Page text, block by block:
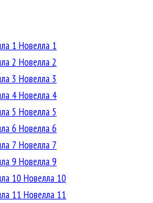
Новелла 1
Новелла 2
Новелла 3
Новелла 4
Новелла 5
Новелла 6
Новелла 7
Новелла 9
Новелла 10
Новелла 11